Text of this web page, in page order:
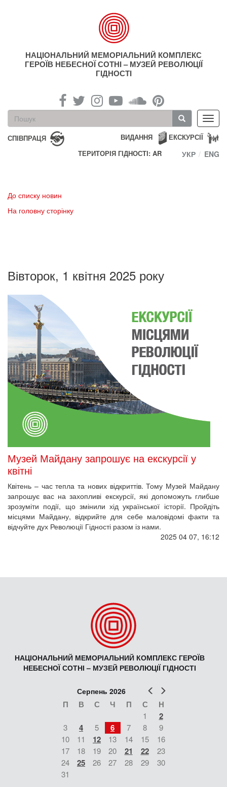
НАЦІОНАЛЬНИЙ МЕМОРІАЛЬНИЙ КОМПЛЕКС
ГЕРОЇВ НЕБЕСНОЇ СОТНІ – МУЗЕЙ РЕВОЛЮЦІЇ
ГІДНОСТІ
Пошукова
форма
Пошук
СПІВПРАЦЯ ЕКСКУРСІЇ
ВИДАННЯ
ТЕРИТОРІЯ ГІДНОСТІ: AR
УКР ENG
До списку новин
На головну сторінку
Вівторок, 1 квітня 2025 року
Музей Майдану запрошує на екскурсії у
квітні
Квітень – час тепла та нових відкриттів. Тому Музей Майдану
запрошує вас на захопливі екскурсії, які допоможуть глибше
зрозуміти події, що змінили хід української історії. Пройдіть
місцями Майдану, відкрийте для себе маловідомі факти та
відчуйте дух Революції Гідності разом із нами.
2025 04 07, 16:12
НАЦІОНАЛЬНИЙ МЕМОРІАЛЬНИЙ КОМПЛЕКС ГЕРОЇВ
НЕБЕСНОЇ СОТНІ – МУЗЕЙ РЕВОЛЮЦІЇ ГІДНОСТІ
Попер
Серпень 2026
П В С Ч П С Н
1 2
3 4 5 6 7 8
9
10
11 12 13 14 15
16
17
18 19 20 21 22
23
24
25 26 27 28 29
30
31